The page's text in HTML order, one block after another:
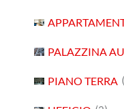
PALAZZINA
PIANO TERRA